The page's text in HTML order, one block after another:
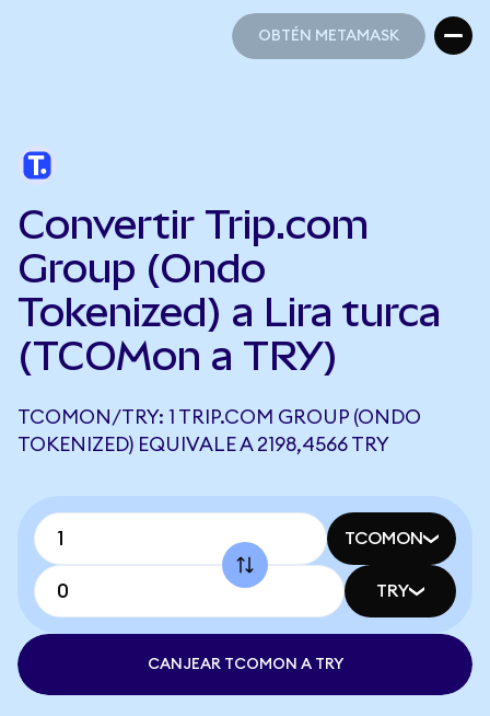
OBTÉN METAMASK
Convertir Trip.com
Group (Ondo
Tokenized) a Lira turca
(TCOMon a TRY)
TCOMON/TRY: 1 TRIP.COM GROUP (ONDO
TOKENIZED) EQUIVALE A 2198,4566 TRY
TCOMON
TRY
CANJEAR TCOMON A TRY